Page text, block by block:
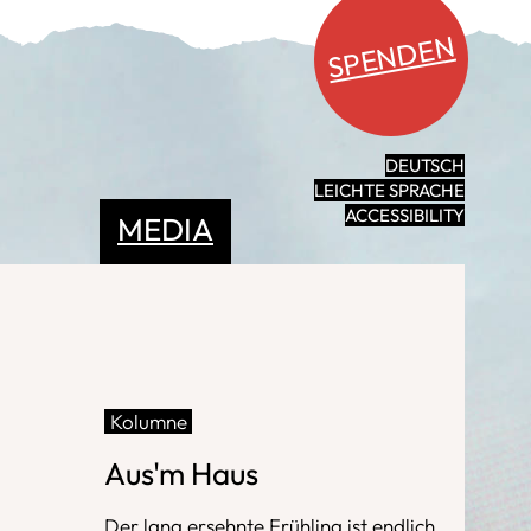
SPENDEN
DEUTSCH
LEICHTE SPRACHE
ACCESSIBILITY
MEDIA
Kolumne
Aus'm Haus
Der lang ersehnte Frühling ist endlich